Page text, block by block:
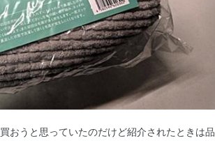
おうと思っていたのだけど紹介されたときは品